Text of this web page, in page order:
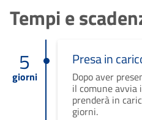
Tempi e
5
giorni
Presa in
Dopo aver
il comune avvia
prenderà in
giorni.